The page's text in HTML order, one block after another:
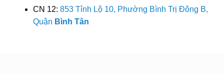
CN 12: 853 Tỉnh Lộ 10, Phường Bình Trị Đông B,
Quận Bình Tân